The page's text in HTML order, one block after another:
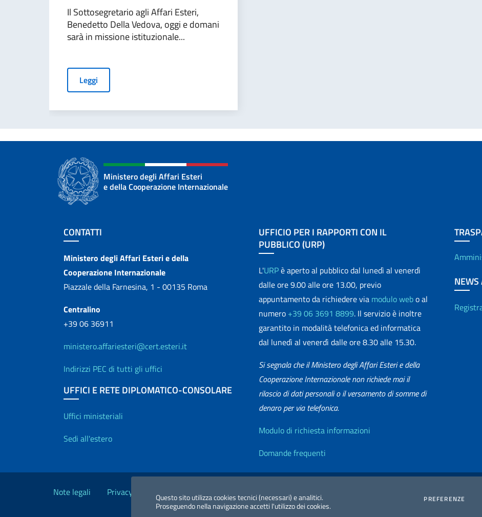
Questo sito utilizza cookies tecnici (necessari) e analitici.
Proseguendo nella navigazione accetti l'utilizzo dei cookies.
PREFERENZE
Il Sottosegretario agli Affari Esteri,
Benedetto Della Vedova, oggi e domani
sarà in missione istituzionale...
Leggi
Ministero degli Affari Esteri
e della Cooperazione Internazionale
Sezione footer
CONTATTI
Contatti
Ministero degli Affari Esteri e della
Cooperazione Internazionale
Piazzale della Farnesina, 1 - 00135 Roma
Centralino
+39 06 36911
ministero.affariesteri@cert.esteri.it
Indirizzi PEC di tutti gli uffici
UFFICI E RETE DIPLOMATICO-CONSOLARE
Uffici e Rete diplomatica
Uffici ministeriali
Sedi all'estero
UFFICIO PER I RAPPORTI CON IL
PUBBLICO (URP)
L'URPè aperto al pubblico dal lunedì al venerdì
dalle ore 9.00 alle ore 13.00, previo
appuntamento da richiedere via modulo webo al
numero +39 06 3691 8899. Il servizio è inoltre
garantito in modalità telefonica ed informatica
dal lunedì al venerdì dalle ore 8.30 alle 15.30.
Si segnala che il Ministero degli Affari Esteri e della
Cooperazione Internazionale non richiede mai il
rilascio di dati personali o il versamento di somme di
denaro per via telefonica.
Info utili
Modulo di richiesta informazioni
Domande frequenti
NEWS
Link Utili
Note legali Privacy e cookie policy Dichiarazione Accessibilità Redazione Esteri
2026 Copyright